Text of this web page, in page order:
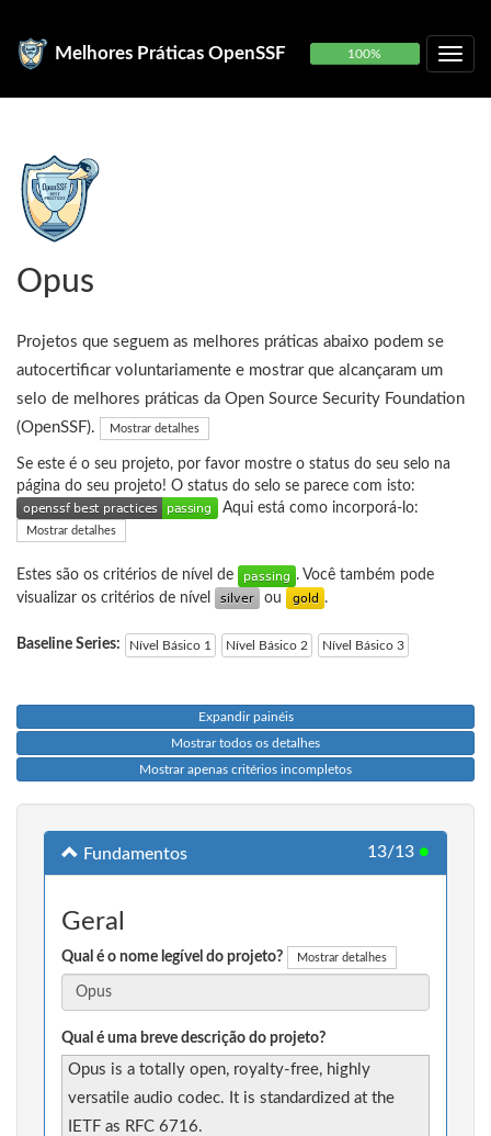
Melhores Práticas OpenSSF 100%
Opus
Projetos que seguem as melhores práticas abaixo podem se
autocertificar voluntariamente e mostrar que alcançaram um
selo de melhores práticas da Open Source Security Foundation
(OpenSSF).
Mostrar detalhes
Se este é o seu projeto, por favor mostre o status do seu selo na
página do seu projeto! O status do selo se parece com isto:
Aqui está como incorporá-lo:
Mostrar detalhes
Estes são os critérios de nível de
. Você também pode
visualizar os critérios de nível
ou .
Baseline Series: Nível Básico 1 Nível Básico 2 Nível Básico 3
Expandir painéis
Mostrar todos os detalhes
Mostrar apenas critérios incompletos
Fundamentos 13/13 ●
Geral
Qual é o nome legível do projeto? Mostrar detalhes
Qual é uma breve descrição do projeto?
Opus is a totally open, royalty-free, highly
versatile audio codec. It is standardized at the
IETF as RFC 6716.